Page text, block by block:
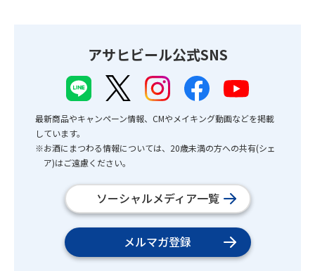
アサヒビール公式SNS
最新商品やキャンペーン情報、CMやメイキング動画などを掲載
しています。
※お酒にまつわる情報については、20歳未満の方への共有(シェ
ア)はご遠慮ください。
ソーシャルメディア一覧
メルマガ登録